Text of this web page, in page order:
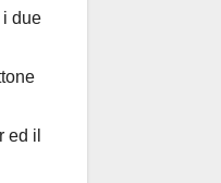
i due
ed il